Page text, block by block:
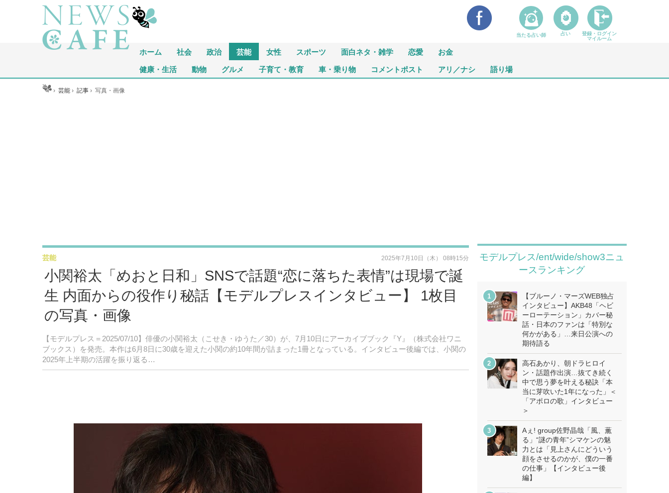
ホーム 社会 政治 芸能 女性 スポーツ 面白ネタ・雑学 恋愛 お金
健康・生活 動物 グルメ 子育て・教育 車・乗り物 コメントポスト アリ／ナシ 語り場
ホーム ›芸能 ›記事 ›写真・画像
小関裕太「めおと日和」SNSで話題“恋に落ちた表情”は現場で誕
生 内面からの役作り秘話【モデルプレスインタビュー】 1枚目
の写真・画像
【モデルプレス＝2025/07/10】俳優の小関裕太（こせき・ゆうた／30）が、7月10日にアーカイブブック『Y』（株式会社ワニ
ブックス）を発売。本作は6月8日に30歳を迎えた小関の約10年間が詰まった1冊となっている。インタビュー後編では、小関の
2025年上半期の活躍を振り返る…
芸能 2025年7月10日（木） 08時15分
モデルプレス/ent/wide/show3ニュ
ースランキング
【ブルーノ・マーズWEB独占
インタビュー】AKB48「ヘビ
ーローテーション」カバー秘
話・日本のファンは「特別な
何かがある」…来日公演への
期待語る
高石あかり、朝ドラヒロイ
ン・話題作出演…抜てき続く
中で思う夢を叶える秘訣「本
当に芽吹いた1年になった」＜
「アポロの歌」インタビュー
＞
Aぇ! group佐野晶哉「風、薫
る」“謎の青年”シマケンの魅
力とは「見上さんにどういう
顔をさせるのかが、僕の一番
の仕事」【インタビュー後
編】
当たる占い師 占い
登録・ログイン
マイルーム